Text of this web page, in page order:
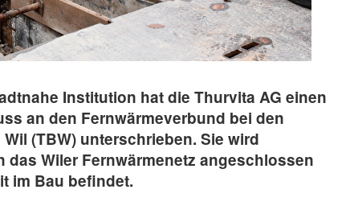
Institution hat die Thurvita AG einen
an den Fernwärmeverbund bei den
(TBW) unterschrieben. Sie wird
das Wiler Fernwärmenetz angeschlossen
im Bau befindet.